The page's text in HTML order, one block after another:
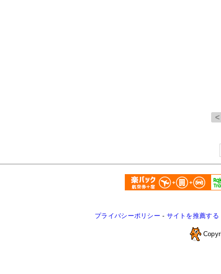
プライバシーポリシー - サイトを推薦する